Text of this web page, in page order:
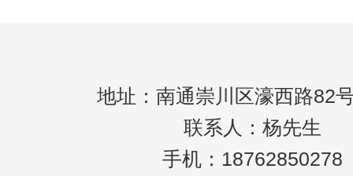
地址：南通崇川区濠西路82
联系人：杨先生
手机：18762850278